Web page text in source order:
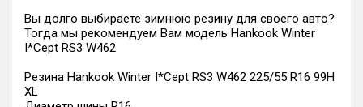
Вы долго выбираете зимнюю резину для своего авто?
Тогда мы рекомендуем Вам модель Hankook Winter
I*Cept RS3 W462
Резина Hankook Winter I*Cept RS3 W462 225/55 R16 99H
XL